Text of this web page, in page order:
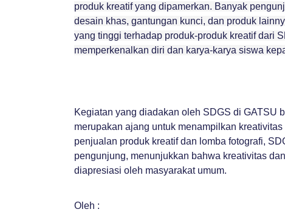
produk kreatif yang dipamerkan. Banyak
desain khas, gantungan kunci, dan produk
yang tinggi terhadap produk-produk kreatif dari
memperkenalkan diri dan karya-karya siswa
Kegiatan yang diadakan oleh SDGS di GATSU
merupakan ajang untuk menampilkan
penjualan produk kreatif dan lomba fotografi,
pengunjung, menunjukkan bahwa kreativitas
diapresiasi oleh masyarakat umum.
Oleh :